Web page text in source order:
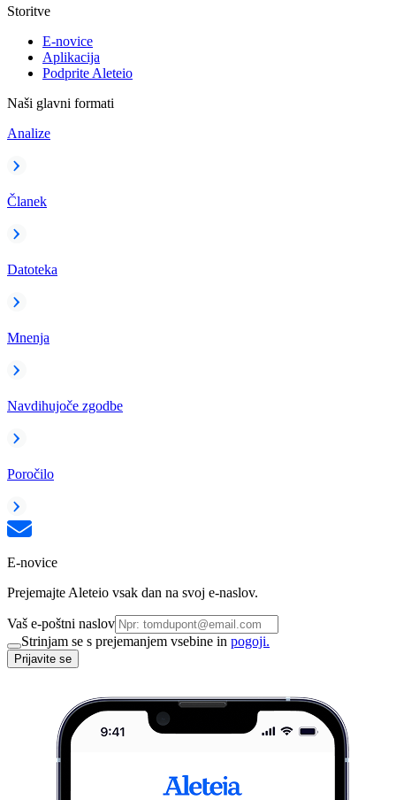
Storitve
E-novice
Aplikacija
Podprite Aleteio
Naši glavni formati
Analize
Članek
Datoteka
Mnenja
Navdihujoče zgodbe
Poročilo
E-novice
Prejemajte Aleteio vsak dan na svoj e-naslov.
Vaš e-poštni naslov
Strinjam se s prejemanjem vsebine in pogoji.
Prijavite se